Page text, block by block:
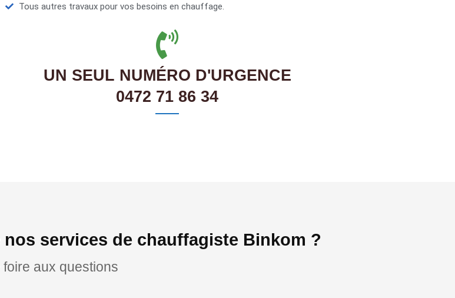
Tous autres travaux pour vos besoins en chauffage.
UN SEUL NUMÉRO D'URGENCE
0472 71 86 34
services de chauffagiste Binkom ?
aux questions